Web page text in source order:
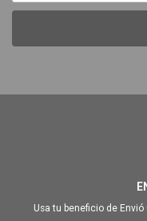
Usa tu beneficio de